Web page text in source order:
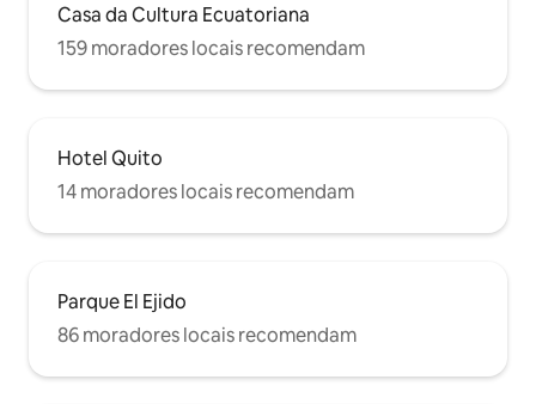
Casa da Cultura Ecuatoriana
159 moradores locais recomendam
Hotel Quito
14 moradores locais recomendam
Parque El Ejido
86 moradores locais recomendam